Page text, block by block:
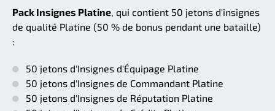
Pack Insignes Platine , qui contient 50 jetons d'insignes
de qualité Platine (50 % de bonus pendant une bataille)
:
50 jetons d'Insignes d'Équipage Platine
50 jetons d'Insignes de Commandant Platine
50 jetons d'Insignes de Réputation Platine